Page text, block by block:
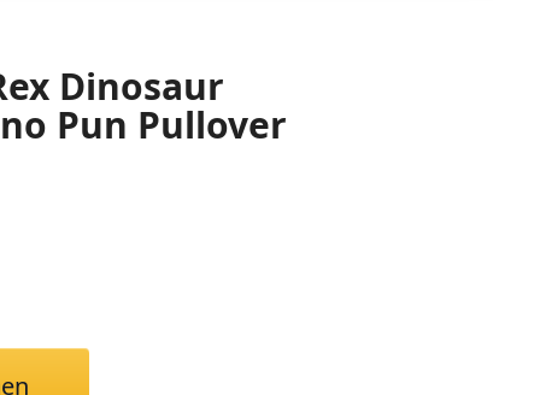
Dinosaur
Pun Pullover